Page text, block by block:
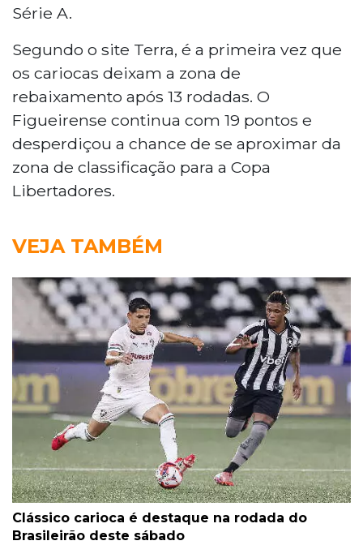
Série A.
Segundo o site Terra, é a primeira vez que
os cariocas deixam a zona de
rebaixamento após 13 rodadas. O
Figueirense continua com 19 pontos e
desperdiçou a chance de se aproximar da
zona de classificação para a Copa
Libertadores.
VEJA TAMBÉM
Clássico carioca é destaque na rodada do
Brasileirão deste sábado